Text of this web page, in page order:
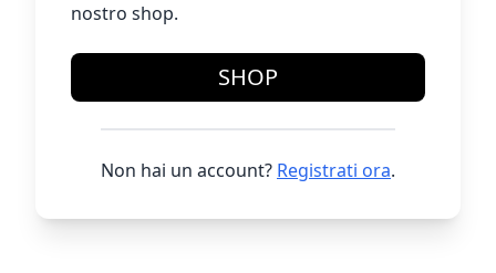
nostro shop.
SHOP
Non hai un account? Registrati ora.